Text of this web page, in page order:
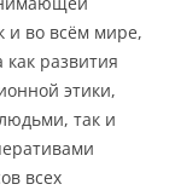
и во всём мире,
развития
этики,
так и
всех